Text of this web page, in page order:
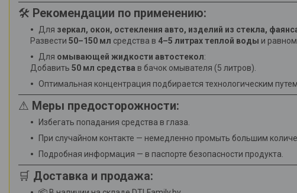
🛠 Рекомендации по применению:
Для зеркал, окон, остекления авто, изделий из стекла,
Развести 50–150 мл средства в 4–5 литрах теплой воды и
Для омывающей жидкости автостекол:
Добавить 50 мл средства в бачок омывателя (5 литров).
Оптимальная концентрация подбирается технологическим
⚠ Меры предосторожности:
Избегать попадания средства в глаза.
При случайном контакте — немедленно промыть большим
Подробная информация — в паспорте безопасности продукта.
🛒 Доставка и продажа: